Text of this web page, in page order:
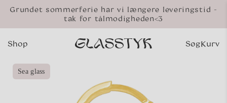
Gå til
Grundet sommerferie har vi længere leveringstid -
tak for tålmodigheden<3
Shop SøgKurv
Sea glass